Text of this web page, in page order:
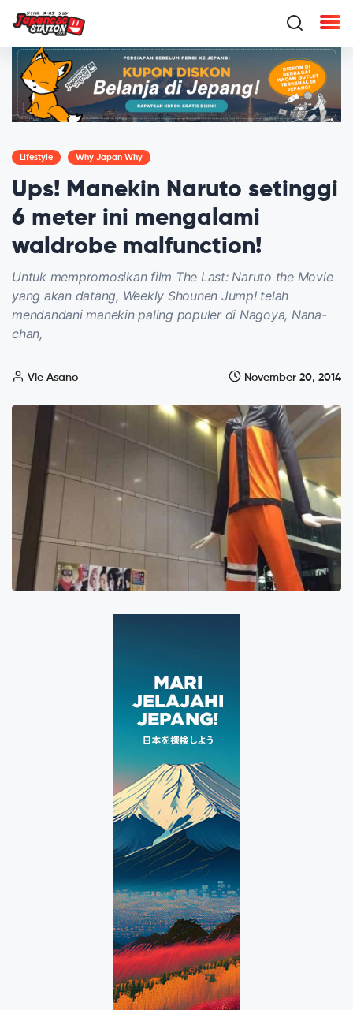
Lifestyle Why Japan Why
Ups! Manekin Naruto setinggi
6 meter ini mengalami
waldrobe malfunction!
Untuk mempromosikan film The Last: Naruto the Movie
yang akan datang, Weekly Shounen Jump! telah
mendandani manekin paling populer di Nagoya, Nana-
chan,
Vie Asano November 20, 2014